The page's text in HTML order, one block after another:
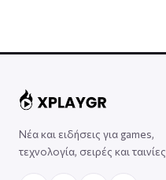
Νέα και ειδήσεις για games,
τεχνολογία, σειρές και ταινίες